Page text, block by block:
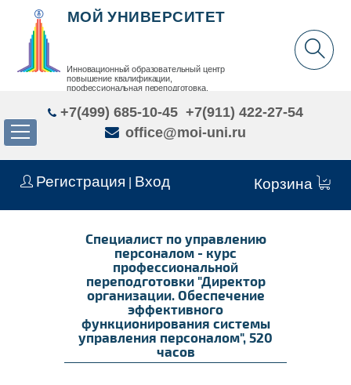
Регистрация Вход Корзина
МОЙ УНИВЕРСИТЕТ
Инновационный образовательный центр
повышение квалификации,
профессиональная переподготовка,
+7(499) 685-10-45 +7(911) 422-27-54
office@moi-uni.ru
Специалист по управлению
персоналом - курс
профессиональной
переподготовки "Директор
организации. Обеспечение
эффективного
функционирования системы
управления персоналом", 520
часов